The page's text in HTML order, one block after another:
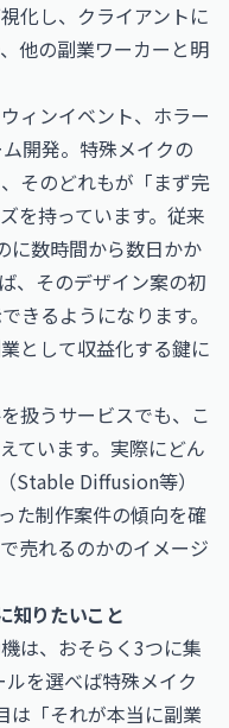
化し、クライアントに
他の副業ワーカーと明
ィンイベント、ホラー
開発。特殊メイクの
そのどれもが「まず完
を持っています。従来
に数時間から数日かか
、そのデザイン案の初
きるようになります。
として収益化する鍵に
扱うサービスでも、こ
ています。実際にどん
Stable Diffusion等）
た制作案件の傾向を確
売れるのかのイメージ
知りたいこと
は、おそらく3つに集
を選べば特殊メイク
は「それが本当に副業